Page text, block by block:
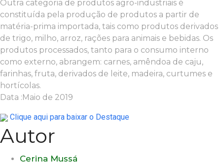
Outra categoria de produtos agro-industriais é
constituída pela produção de produtos a partir de
matéria-prima importada, tais como produtos derivados
de trigo, milho, arroz, rações para animais e bebidas. Os
produtos processados, tanto para o consumo interno
como externo, abrangem: carnes, amêndoa de caju,
farinhas, fruta, derivados de leite, madeira, curtumes e
hortícolas.
Data :Maio de 2019
Clique aqui para baixar o Destaque
Autor
Cerina Mussá